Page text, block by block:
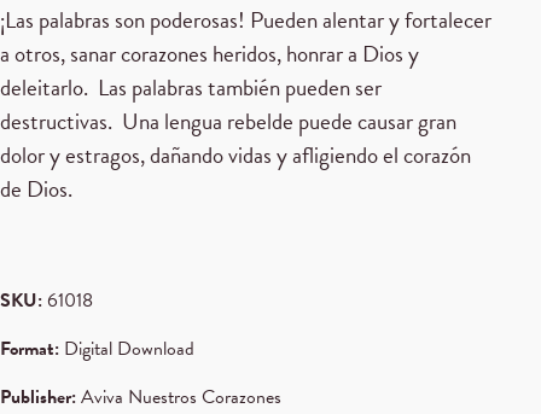
¡Las palabras son poderosas! Pueden alentar y fortalecer
a otros, sanar corazones heridos, honrar a Dios y
deleitarlo. Las palabras también pueden ser
destructivas. Una lengua rebelde puede causar gran
dolor y estragos, dañando vidas y afligiendo el corazón
de Dios.
SKU:61018
Format: Digital Download
Publisher:Aviva Nuestros Corazones